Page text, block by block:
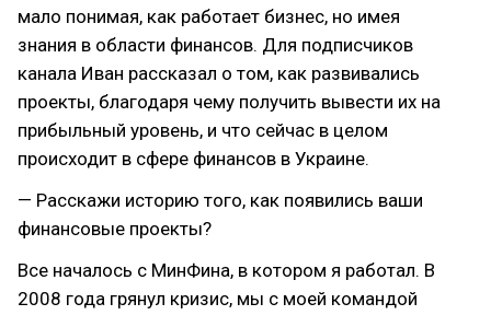
мало понимая, как работает бизнес, но имея
знания в области финансов. Для подписчиков
канала Иван рассказал о том, как развивались
проекты, благодаря чему получить вывести их на
прибыльный уровень, и что сейчас в целом
происходит в сфере финансов в Украине.
— Расскажи историю того, как появились ваши
финансовые проекты?
Все началось с МинФина, в котором я работал. В
2008 года грянул кризис, мы с моей командой